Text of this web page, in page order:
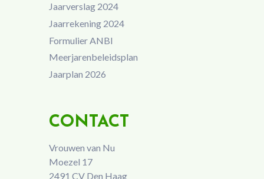
Jaarverslag 2024
Jaarrekening 2024
Formulier ANBI
Meerjarenbeleidsplan
Jaarplan 2026
CONTACT
Vrouwen van Nu
Moezel 17
2491 CV Den Haag